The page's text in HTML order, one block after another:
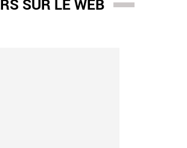
SUR LE WEB